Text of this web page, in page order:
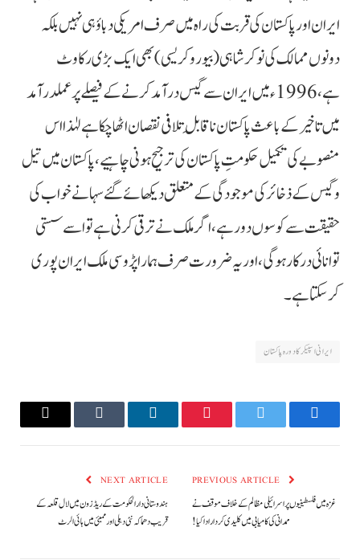
ایران اور پاکستان کی قربت کی راہ میں صرف امریکی دباؤ ہی نہیں بلکہ
دونوں ممالک کی نوکر شاہی (بیوروکریسی) بھی ایک بڑی رکاوٹ
ہے، 1996ء میں ایران سے گیس درآمد کرنے کے فیصلے پر عملدرآمد
میں تاخیر کے باعث پاکستان ناقابلِ تلافی نقصان اٹھا چکا ہے لہٰذا اس
منصوبے کی تکمیل حکومتِ پاکستان کی ترجیح ہونی چاہیے، پاکستان میں تیل
و گیس کے ذخائر کی موجودگی کےمتعلق دیکھائے گئے سہانے خواب کی
حقیقت سے کوسوں دور ہے، اگر ملک نے ترقی کرنی ہے تو اسے سستی
توانائی درکار ہوگی، اور یہ ضرورت صرف ہمارا پڑوسی ملک ایران پوری
کرسکتا ہے۔
ایرانی اسپیکر کا دورہ پاکستان
Facebook
Twitter
Pinterest
LinkedIn
Tumblr
Email
غزہ میں فلسطینیوں پر اسرائیلی مظالم کے خلاف موقف نے
ممدانی کی کامیابی میں کلیدی کردار ادا کیا !
NEXT ARTICLE
ہندوستانی دارالحکومت کے ریڈ زون میں لال قلعہ کے
قریب دھماکہ نئی دہلی اور ممبئی میں ہائی الرٹ